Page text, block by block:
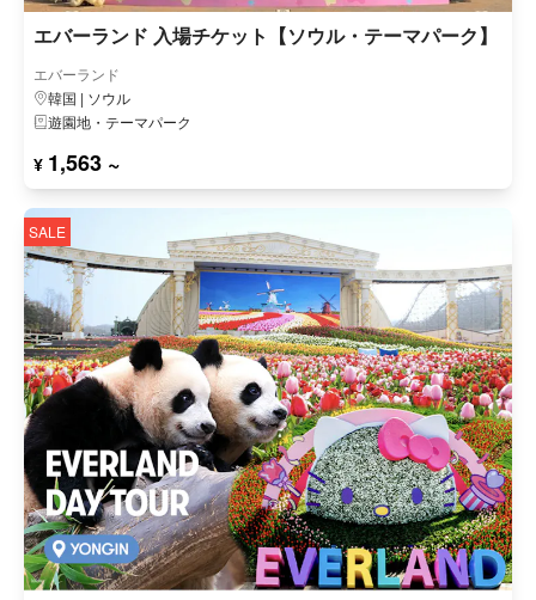
エバーランド 入場チケット【ソウル・テーマパーク】
エバーランド
韓国 | ソウル
遊園地・テーマパーク
¥ 1,563 ~
SALE